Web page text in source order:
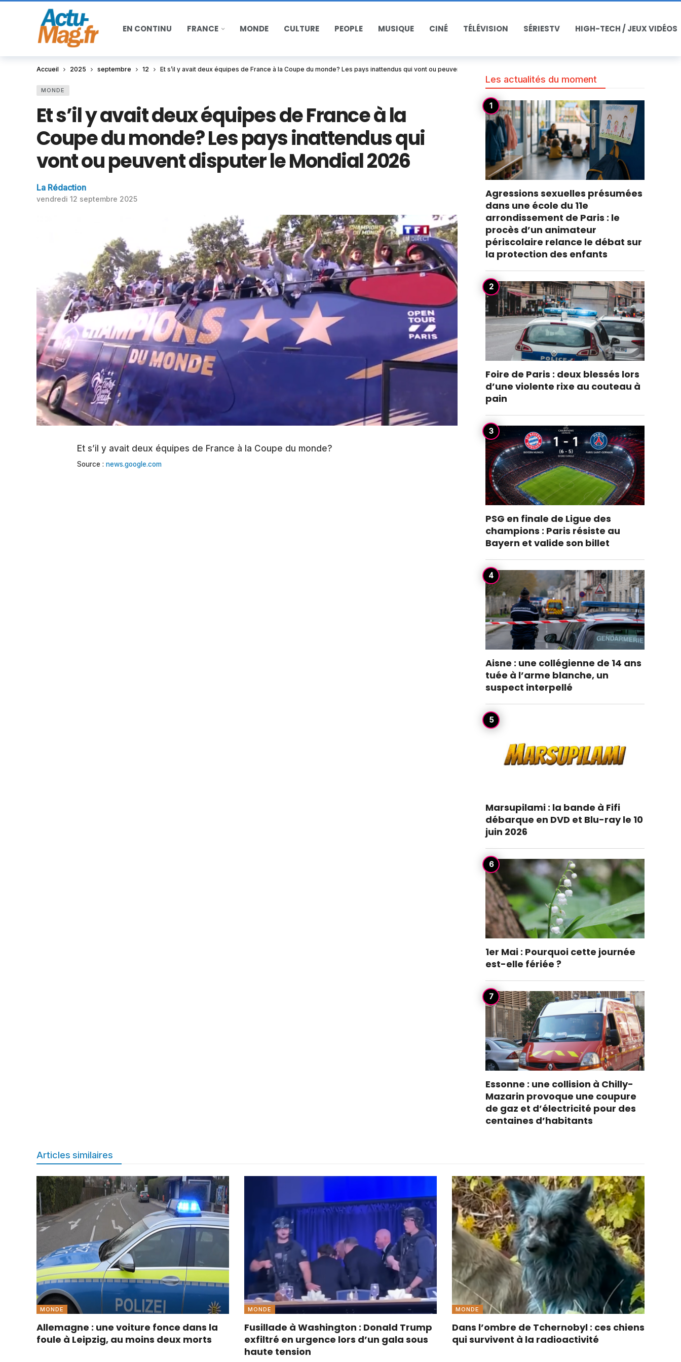
EN CONTINU FRANCE MONDE CULTURE PEOPLE MUSIQUE CINÉ TÉLÉVISION SÉRIESTV HIGH-TECH / JEUX VIDÉOS
Accueil 2025 septembre 12 Et s’il y avait deux équipes de France à la Coupe du monde? Les pays inattendus qui vont ou peuvent disputer le Mondial 2026
MONDE
Et s’il y avait deux équipes de France à la
Coupe du monde? Les pays inattendus qui
vont ou peuvent disputer le Mondial 2026
La Rédaction
vendredi 12 septembre 2025
Et s’il y avait deux équipes de France à la Coupe du monde?
Source : news.google.com
Les actualités du moment
Agressions sexuelles présumées
dans une école du 11e
arrondissement de Paris : le
procès d’un animateur
périscolaire relance le débat sur
la protection des enfants
Foire de Paris : deux blessés lors
d’une violente rixe au couteau à
pain
PSG en finale de Ligue des
champions : Paris résiste au
Bayern et valide son billet
Aisne : une collégienne de 14 ans
tuée à l’arme blanche, un
suspect interpellé
Marsupilami : la bande à Fifi
débarque en DVD et Blu-ray le 10
juin 2026
1er Mai : Pourquoi cette journée
est-elle fériée ?
Essonne : une collision à Chilly-
Mazarin provoque une coupure
de gaz et d’électricité pour des
centaines d’habitants
Articles similaires
MONDE
Allemagne : une voiture fonce dans la
foule à Leipzig, au moins deux morts
MONDE
Fusillade à Washington : Donald Trump
exfiltré en urgence lors d’un gala sous
haute tension
MONDE
Dans l’ombre de Tchernobyl : ces chiens
qui survivent à la radioactivité